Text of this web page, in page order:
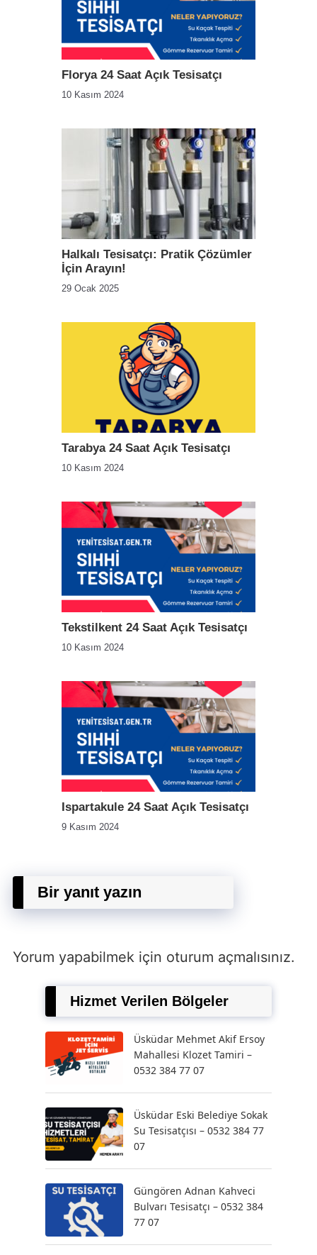
Florya 24 Saat Açık Tesisatçı
10 Kasım 2024
Halkalı Tesisatçı: Pratik Çözümler
İçin Arayın!
29 Ocak 2025
Tarabya 24 Saat Açık Tesisatçı
10 Kasım 2024
Tekstilkent 24 Saat Açık Tesisatçı
10 Kasım 2024
Ispartakule 24 Saat Açık Tesisatçı
9 Kasım 2024
Bir yanıt yazın
Yorum yapabilmek için oturum açmalısınız.
Hizmet Verilen Bölgeler
Üsküdar Mehmet Akif Ersoy
Mahallesi Klozet Tamiri –
0532 384 77 07
Üsküdar Eski Belediye Sokak
Su Tesisatçısı – 0532 384 77
07
Güngören Adnan Kahveci
Bulvarı Tesisatçı – 0532 384
77 07